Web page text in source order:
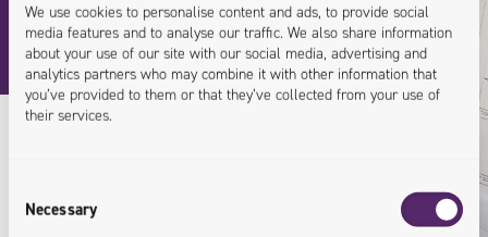
We use cookies to personalise content and ads, to provide social
media features and to analyse our traffic. We also share information
about your use of our site with our social media, advertising and
analytics partners who may combine it with other information that
you’ve provided to them or that they’ve collected from your use of
their services.
Selection
Necessary